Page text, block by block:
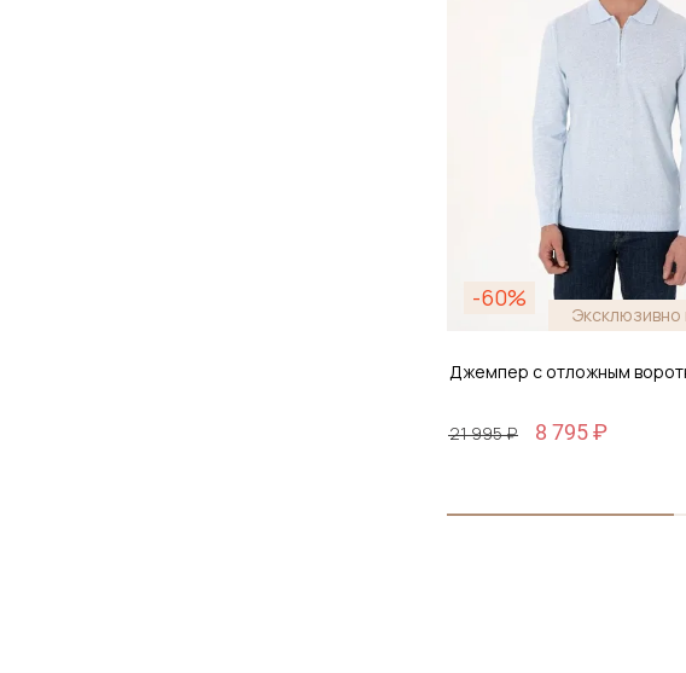
-60%
Эксклюзивно
Джемпер с отложным
21 995 ₽ 8 795 ₽
Размер